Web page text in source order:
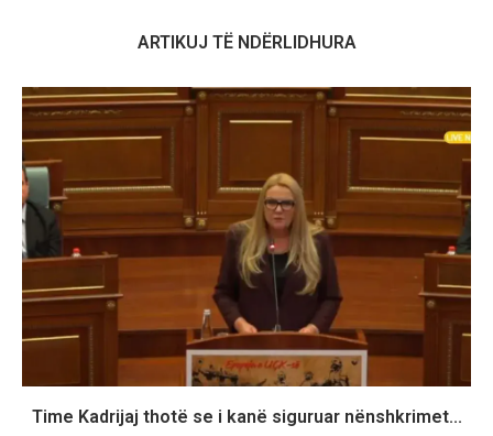
ARTIKUJ TË NDËRLIDHURA
Time Kadrijaj thotë se i kanë siguruar nënshkrimet...